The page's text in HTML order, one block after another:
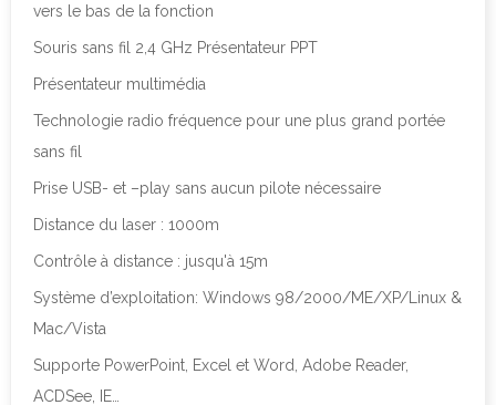
vers le bas de la fonction
Souris sans fil 2,4 GHz Présentateur PPT
Présentateur multimédia
Technologie radio fréquence pour une plus grand portée
sans fil
Prise USB- et –play sans aucun pilote nécessaire
Distance du laser : 1000m
Contrôle à distance : jusqu'à 15m
Système d’exploitation: Windows 98/2000/ME/XP/Linux &
Mac/Vista
Supporte PowerPoint, Excel et Word, Adobe Reader,
ACDSee, IE…